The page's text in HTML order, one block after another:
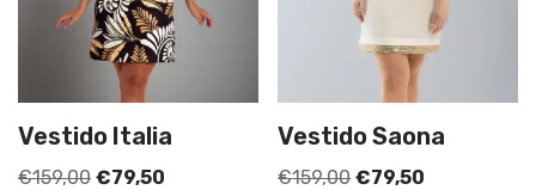
Vestido Italia
€159,00 €79,50
Vestido Saona
€159,00 €79,50